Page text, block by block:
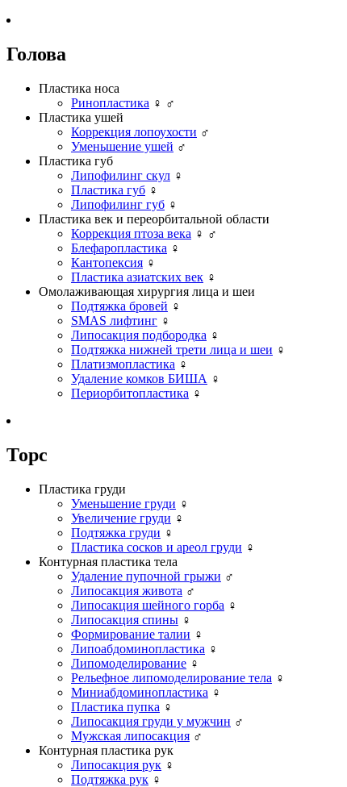
Голова
Пластика носа
Ринопластика ♀ ♂
Пластика ушей
Коррекция лопоухости ♂
Уменьшение ушей ♂
Пластика губ
Липофилинг скул ♀
Пластика губ ♀
Липофилинг губ ♀
Пластика век и переорбитальной области
Коррекция птоза века ♀ ♂
Блефаропластика ♀
Кантопексия ♀
Пластика азиатских век ♀
Омолаживающая хирургия лица и шеи
Подтяжка бровей ♀
SMAS лифтинг ♀
Липосакция подбородка ♀
Подтяжка нижней трети лица и шеи ♀
Платизмопластика ♀
Удаление комков БИША ♀
Периорбитопластика ♀
Торс
Пластика груди
Уменьшение груди ♀
Увеличение груди ♀
Подтяжка груди ♀
Пластика сосков и ареол груди ♀
Контурная пластика тела
Удаление пупочной грыжи ♂
Липосакция живота ♂
Липосакция шейного горба ♀
Липосакция спины ♀
Формирование талии ♀
Липоабдоминопластика ♀
Липомоделирование ♀
Рельефное липомоделирование тела ♀
Миниабдоминопластика ♀
Пластика пупка ♀
Липосакция груди у мужчин ♂
Мужская липосакция ♂
Контурная пластика рук
Липосакция рук ♀
Подтяжка рук ♀